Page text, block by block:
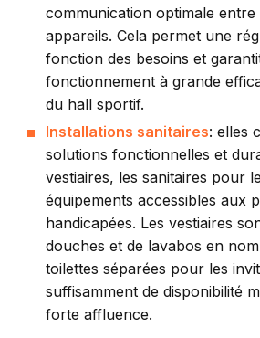
communication optimale entre
appareils. Cela permet une
fonction des besoins et
fonctionnement à grande
du hall sportif.
Installations sanitaires: elles
solutions fonctionnelles et
vestiaires, les sanitaires pour
équipements accessibles aux
handicapées. Les vestiaires
douches et de lavabos en
toilettes séparées pour les
suffisamment de disponibilité
forte affluence.